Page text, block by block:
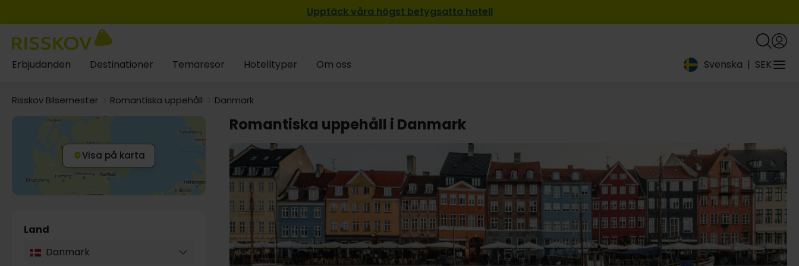
Upptäck våra högst betygsatta hotell
Erbjudanden Destinationer Temaresor Hotelltyper Om oss Svenska | SEK
Risskov Bilsemester Romantiska uppehåll Danmark
Visa på karta
Land
Danmark
Romantiska uppehåll i Danmark